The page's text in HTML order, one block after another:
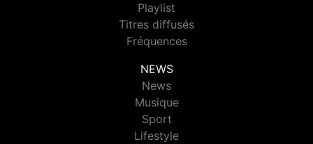
Playlist
Titres diffusés
Fréquences
NEWS
News
Musique
Sport
Lifestyle